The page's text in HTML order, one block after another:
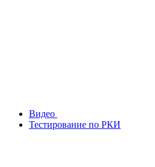
Видео
Тестирование по РКИ